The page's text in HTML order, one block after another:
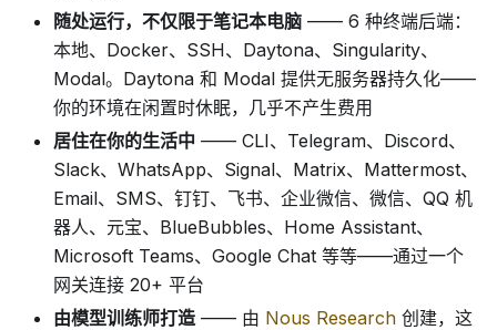
随处运行，不仅限于笔记本电脑 —— 6 种终端后端：
本地、Docker、SSH、Daytona、Singularity、
Modal。Daytona 和 Modal 提供无服务器持久化——
你的环境在闲置时休眠，几乎不产生费用
居住在你的生活中 —— CLI、Telegram、Discord、
Slack、WhatsApp、Signal、Matrix、Mattermost、
Email、SMS、钉钉、飞书、企业微信、微信、QQ 机
器人、元宝、BlueBubbles、Home Assistant、
Microsoft Teams、Google Chat 等等——通过一个
网关连接 20+ 平台
由模型训练师打造 —— 由 Nous Research 创建，这